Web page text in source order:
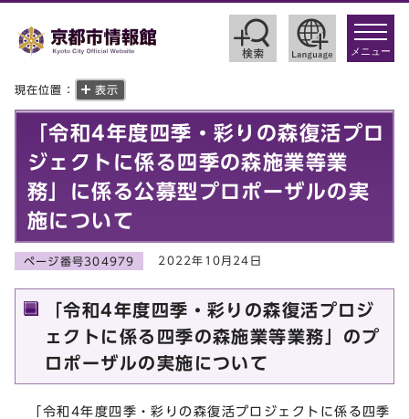
toggle
メニュー
現在位置： 表示
「令和4年度四季・彩りの森復活プロ
ジェクトに係る四季の森施業等業
務」に係る公募型プロポーザルの実
施について
ページ番号304979 2022年10月24日
「令和4年度四季・彩りの森復活プロジ
ェクトに係る四季の森施業等業務」のプ
ロポーザルの実施について
「令和4年度四季・彩りの森復活プロジェクトに係る四季